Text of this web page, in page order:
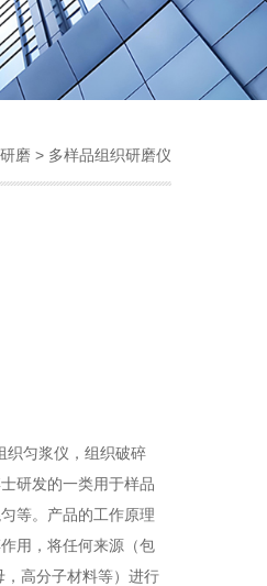
磨 > 多样品组织研磨仪
织匀浆仪，组织破碎
研发的一类用于样品
等。产品的工作原理
用，将任何来源（包
高分子材料等）进行